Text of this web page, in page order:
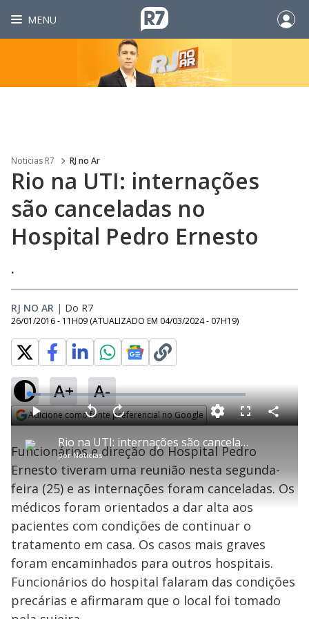
MENU
Noticias R7 RJ no Ar
Rio na UTI: internações
são canceladas no
Hospital Pedro Ernesto
.
RJ NO AR | Do R7
26/01/2016 - 11H09 (ATUALIZADO EM 04/03/2024 - 07H19)
A+ A-
Adicione como fonte preferencial no Google
P
l
a
y
Rio na UTI: internações são canceladas no Hospital Pedro Ernesto
porNotícias
P V
a
r
0
n
d
s
A
ç
1
s
e
u
n
o
s
M
u
d
o
L
o
a
d
e
5
.
3
8
%
F
l
s
c
e
n
C
o
i
l
a
Funcionários e direção do Hospital Pedro
Ernesto tiveram uma reunião nesta segunda-
feira (25) e as internações foram canceladas. Os
médicos foram orientados a dar alta aos
pacientes com condições de continuar o
tratamento em casa. Os casos mais graves
foram encaminhados para outros hospitais.
Funcionários do hospital falaram das condições
precárias e afirmaram que o local foi tomado